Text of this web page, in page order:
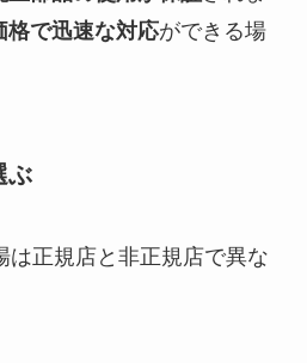
格で迅速な対応ができる場
ぶ
は正規店と非正規店で異な